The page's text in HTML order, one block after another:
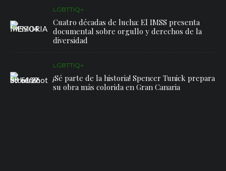
LGBTTIQ+
Cuatro décadas de lucha: El IMSS presenta
documental sobre orgullo y derechos de la
diversidad
LGBTTIQ+
¡Sé parte de la historia! Spencer Tunick prepara
su obra más colorida en Gran Canaria